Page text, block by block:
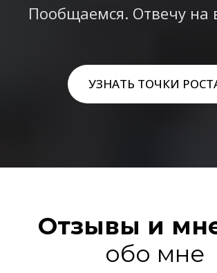
Пообщаемся. Отвечу на
УЗНАТЬ ТОЧКИ
Отзывы и
обо мне